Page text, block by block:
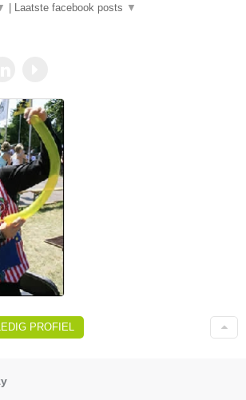
Laatste facebook posts ▼
PROFIEL